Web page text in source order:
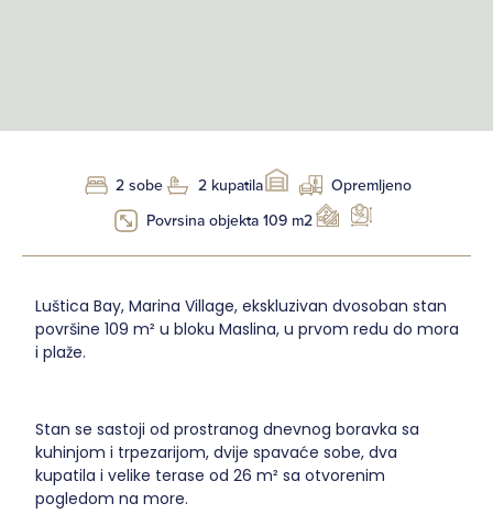
2 sobe 2 kupatila
Opremljeno
Povrsina objekta 109 m2
Luštica Bay, Marina Village, ekskluzivan dvosoban stan
površine 109 m² u bloku Maslina, u prvom redu do mora
i plaže.
Stan se sastoji od prostranog dnevnog boravka sa
kuhinjom i trpezarijom, dvije spavaće sobe, dva
kupatila i velike terase od 26 m² sa otvorenim
pogledom na more.